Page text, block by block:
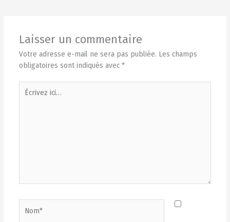
Laisser un commentaire
Votre adresse e-mail ne sera pas publiée. Les champs
obligatoires sont indiqués avec *
Écrivez
ici…